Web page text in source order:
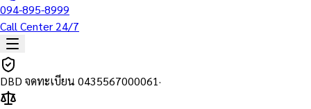
094-895-8999
Call Center 24/7
DBD จดทะเบียน 0435567000061·